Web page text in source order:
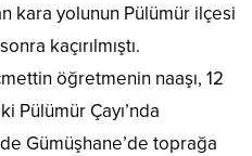
kara yolunun Pülümür ilçesi
kaçırılmıştı.
öğretmenin naaşı, 12
Pülümür Çayı’nda
Gümüşhane’de toprağa